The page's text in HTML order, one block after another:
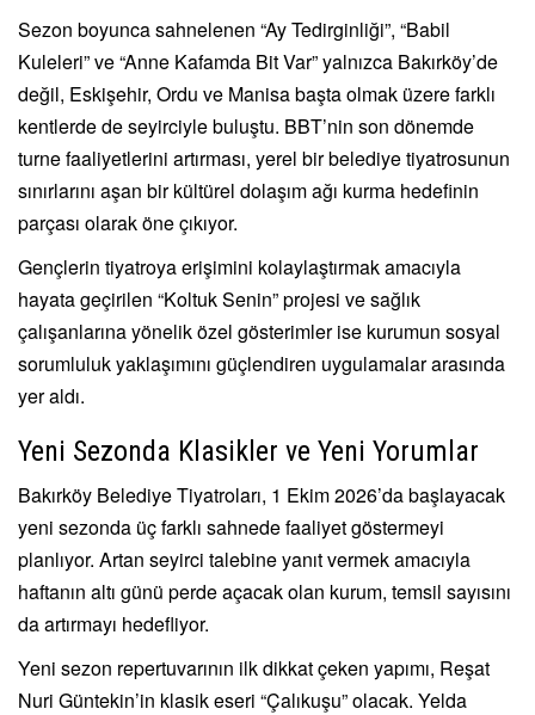
Sezon boyunca sahnelenen “Ay Tedirginliği”, “Babil
Kuleleri” ve “Anne Kafamda Bit Var” yalnızca Bakırköy’de
değil, Eskişehir, Ordu ve Manisa başta olmak üzere farklı
kentlerde de seyirciyle buluştu. BBT’nin son dönemde
turne faaliyetlerini artırması, yerel bir belediye tiyatrosunun
sınırlarını aşan bir kültürel dolaşım ağı kurma hedefinin
parçası olarak öne çıkıyor.
Gençlerin tiyatroya erişimini kolaylaştırmak amacıyla
hayata geçirilen “Koltuk Senin” projesi ve sağlık
çalışanlarına yönelik özel gösterimler ise kurumun sosyal
sorumluluk yaklaşımını güçlendiren uygulamalar arasında
yer aldı.
Yeni Sezonda Klasikler ve Yeni Yorumlar
Bakırköy Belediye Tiyatroları, 1 Ekim 2026’da başlayacak
yeni sezonda üç farklı sahnede faaliyet göstermeyi
planlıyor. Artan seyirci talebine yanıt vermek amacıyla
haftanın altı günü perde açacak olan kurum, temsil sayısını
da artırmayı hedefliyor.
Yeni sezon repertuvarının ilk dikkat çeken yapımı, Reşat
Nuri Güntekin’in klasik eseri “Çalıkuşu” olacak. Yelda